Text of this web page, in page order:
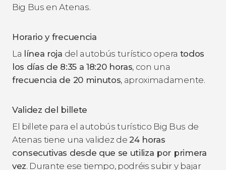
Big Bus en Atenas.
Horario y frecuencia
La línea roja del autobús turístico opera todos
los días de 8:35 a 18:20 horas, con una
frecuencia de 20 minutos, aproximadamente.
Validez del billete
El billete para el autobús turístico Big Bus de
Atenas tiene una validez de24 horas
consecutivas desde que se utiliza por primera
vez. Durante ese tiempo, podréis subir y bajar